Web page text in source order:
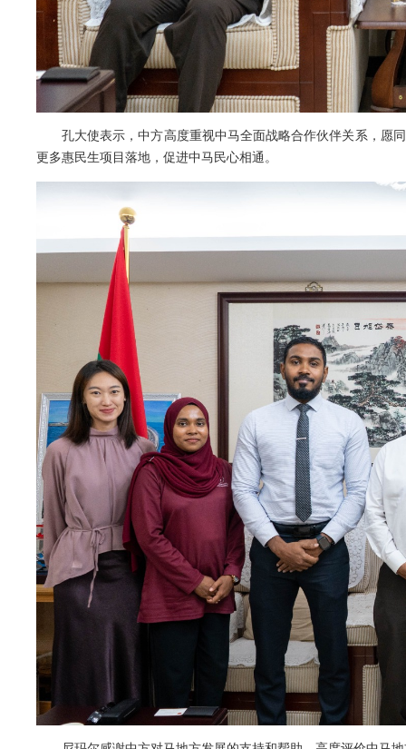
孔大使表示，中方高度重视中马全面战略合作伙伴关系，愿
更多惠民生项目落地，促进中马民心相通。